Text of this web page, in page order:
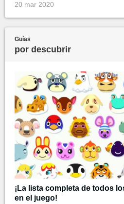
20 mar 2020
Guías
por descubrir
¡La lista completa de todos
en el juego!